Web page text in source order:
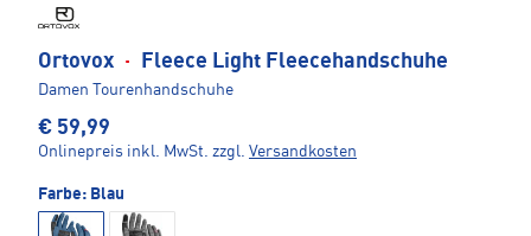
Ortovox · Fleece Light Fleecehandschuhe
Damen Tourenhandschuhe
€ 59,99
Onlinepreis inkl. MwSt. zzgl. Versandkosten
Farbe: Blau